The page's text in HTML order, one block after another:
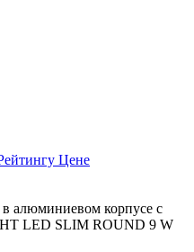
Цене
алюминиевом корпусе с
LED SLIM ROUND 9 W